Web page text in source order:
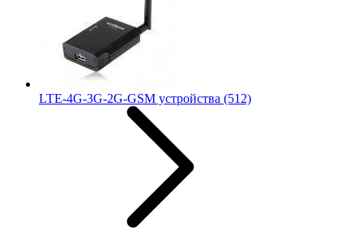
LTE-4G-3G-2G-GSM устройства (512)